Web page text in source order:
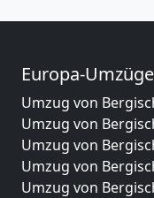
Europa-Umzüge
Umzug von
Umzug von
Umzug von
Umzug von
Umzug von